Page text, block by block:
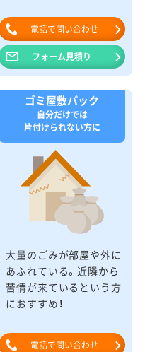
電話で問い合わせ
フォーム見積り
ゴミ屋敷パック
自分だけでは
片付けられない方に
大量のごみが部屋や外に
あふれている。近隣から
苦情が来ているという方
におすすめ！
電話で問い合わせ